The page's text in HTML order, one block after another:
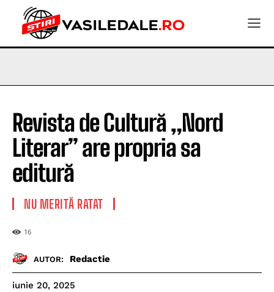
Revista de Cultură „Nord
Literar” are propria sa
editură
NU MERITĂ RATAT
16
AUTOR: Redactie
iunie 20, 2025